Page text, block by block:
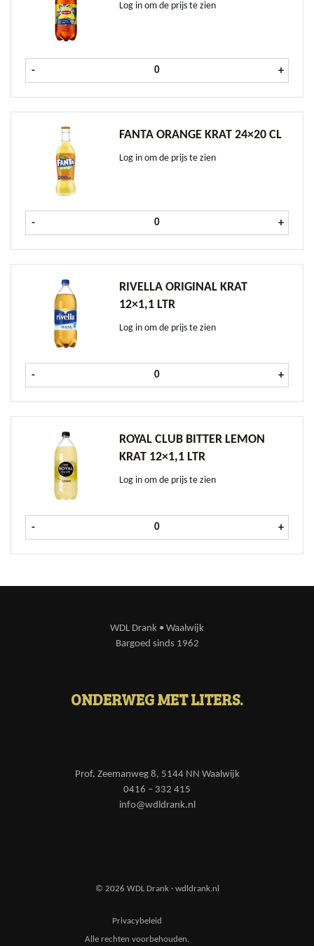
Log in om de prijs te zien
- Liptonice krat 12x1,1 ltr aantal
+
FANTA ORANGE KRAT 24×20 CL
Log in om de prijs te zien
- Fanta Orange krat 24x20 cl aantal
+
RIVELLA ORIGINAL KRAT
12×1,1 LTR
Log in om de prijs te zien
- Rivella Original krat 12x1,1 ltr
+
ROYAL CLUB BITTER LEMON
KRAT 12×1,1 LTR
Log in om de prijs te zien
- Royal Club Bitter Lemon krat
+
WDL Drank • Waalwijk
Bargoed sinds 1962
ONDERWEG MET LITERS.
Prof. Zeemanweg 8, 5144 NN Waalwijk
0416 – 332 415
info@wdldrank.nl
© 2026 WDL Drank · wdldrank.nl
Privacybeleid
Alle rechten voorbehouden.